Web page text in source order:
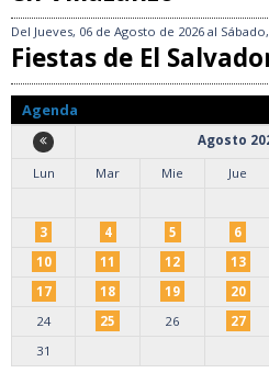
Del Jueves, 06 de Agosto de 2026 al
Fiestas de El
Agenda
Agosto
Lun
Mar Mie Jue
3
4 5 6
10
11 12 13
17
18 19 20
24
25 26 27
31